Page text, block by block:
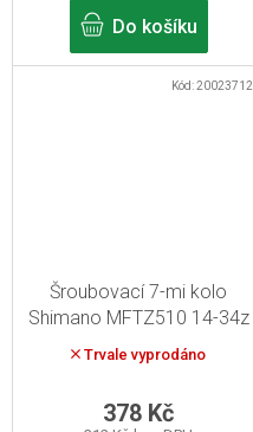
Do košíku
Šroubovací 7-mi kolo
Shimano MFTZ510 14-34z
stříbrné
Trvale vyprodáno
378 Kč
Kód:20023712